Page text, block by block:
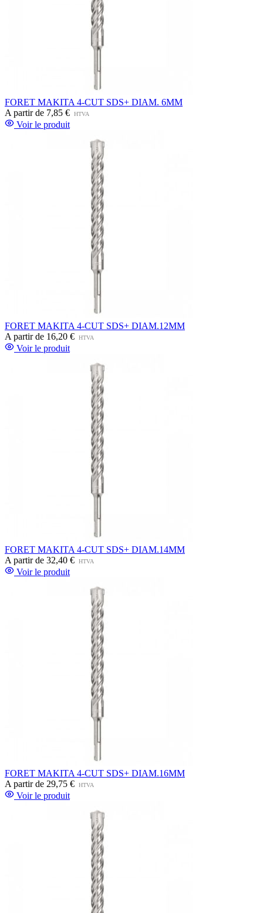
FORET MAKITA 4-CUT SDS+ DIAM. 6MM
A partir de 7,85 € HTVA
Voir le produit
FORET MAKITA 4-CUT SDS+ DIAM.12MM
A partir de 16,20 € HTVA
Voir le produit
FORET MAKITA 4-CUT SDS+ DIAM.14MM
A partir de 32,40 € HTVA
Voir le produit
FORET MAKITA 4-CUT SDS+ DIAM.16MM
A partir de 29,75 € HTVA
Voir le produit